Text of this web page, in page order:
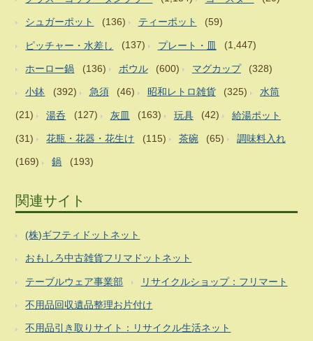
シュガーポット (136) ティーポット (59)
ピッチャー・水差し (137) プレート・皿 (1,447)
ホーロー鍋 (136) ボウル (600) マグカップ (328)
小鉢 (392) 急須 (46) 昭和レトロ雑貨 (325) 水筒
(21) 湯呑 (127) 灰皿 (163) 玩具 (42) 給湯ポット
(31) 花瓶・花器・花生け (115) 茶碗 (65) 調味料入れ
(169) 鍋 (193)
関連サイト
(株)ギフティドットネット
おもしろ中古雑貨フリマドットネット
テーブルウェア事業部 リサイクルショップ：フリマート
不用品回収遺品整理お片付け
不用品引き取りサイト：リサイクル生活ネット